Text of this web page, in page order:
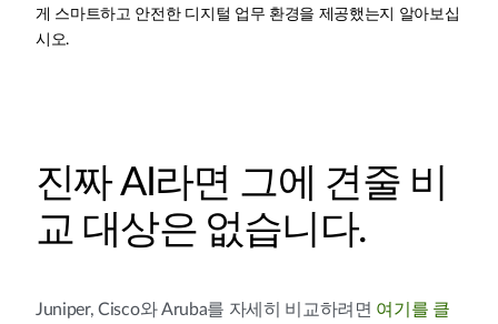
게 스마트하고 안전한 디지털 업무 환경을 제공했는지 알아보십
시오.
진짜 AI라면 그에 견줄 비
교 대상은 없습니다.
Juniper, Cisco와 Aruba를 자세히 비교하려면 여기를 클